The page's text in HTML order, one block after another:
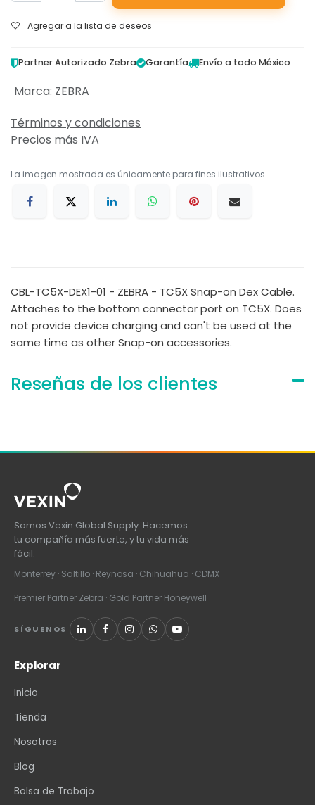
Agregar a la lista de deseos
Partner Autorizado Zebra Garantía Envío a todo México
Marca: ZEBRA
Términos y condiciones
Precios más IVA
La imagen mostrada es únicamente para fines ilustrativos.
CBL-TC5X-DEX1-01 - ZEBRA - TC5X Snap-on Dex Cable.
Attaches to the bottom connector port on TC5X. Does
not provide device charging and can't be used at the
same time as other Snap-on accessories.
Reseñas de los clientes
Somos Vexin Global Supply. Hacemos
tu compañía más fuerte, y tu vida más
fácil.
Monterrey · Saltillo · Reynosa · Chihuahua · CDMX
Premier Partner Zebra · Gold Partner Honeywell
SÍGUENOS
Explorar
Inicio
Tienda
Nosotros
Blog
Bolsa de Trabajo